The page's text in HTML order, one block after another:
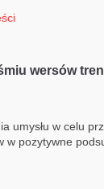
wersów
umysłu w celu
w pozytywne